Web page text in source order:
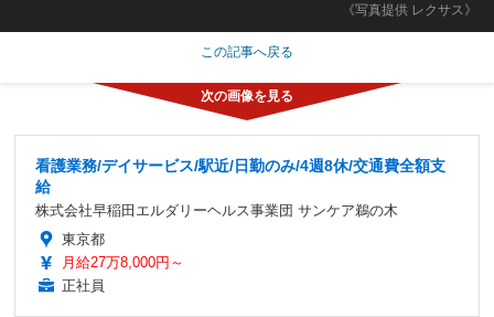
《写真提供 レクサス》
この記事へ戻る
看護業務/デイサービス/駅近/日勤のみ/4週8休/交通費全額支
給
株式会社早稲田エルダリーヘルス事業団 サンケア鵜の木
東京都
月給27万8,000円～
正社員